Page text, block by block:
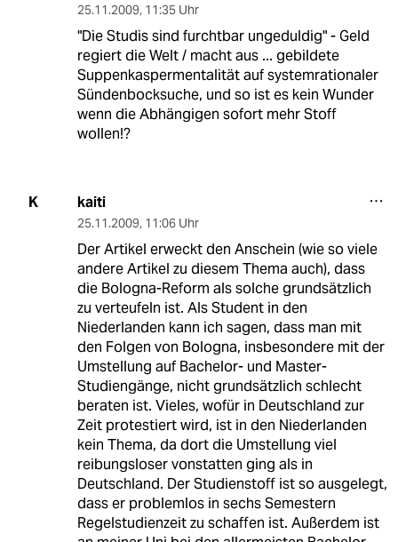
25.11.2009, 11:35 Uhr
"Die Studis sind furchtbar ungeduldig" - Geld
regiert die Welt / macht aus ... gebildete
Suppenkaspermentalität auf systemrationaler
Sündenbocksuche, und so ist es kein Wunder
wenn die Abhängigen sofort mehr Stoff
wollen!?
K kaiti
25.11.2009, 11:06 Uhr
Der Artikel erweckt den Anschein (wie so viele
andere Artikel zu diesem Thema auch), dass
die Bologna-Reform als solche grundsätzlich
zu verteufeln ist. Als Student in den
Niederlanden kann ich sagen, dass man mit
den Folgen von Bologna, insbesondere mit der
Umstellung auf Bachelor- und Master-
Studiengänge, nicht grundsätzlich schlecht
beraten ist. Vieles, wofür in Deutschland zur
Zeit protestiert wird, ist in den Niederlanden
kein Thema, da dort die Umstellung viel
reibungsloser vonstatten ging als in
Deutschland. Der Studienstoff ist so ausgelegt,
dass er problemlos in sechs Semestern
Regelstudienzeit zu schaffen ist. Außerdem ist